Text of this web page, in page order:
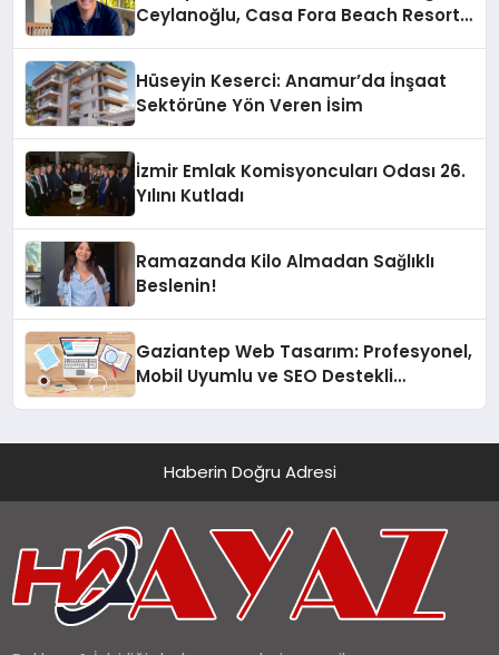
Ceylanoğlu, Casa Fora Beach Resort
Hüseyin Keserci: Anamur’da İnşaat
Sektörüne Yön Veren İsim
İzmir Emlak Komisyoncuları Odası 26.
Yılını Kutladı
Ramazanda Kilo Almadan Sağlıklı
Beslenin!
Gaziantep Web Tasarım: Profesyonel,
Mobil Uyumlu ve SEO Destekli
Haberin Doğru Adresi